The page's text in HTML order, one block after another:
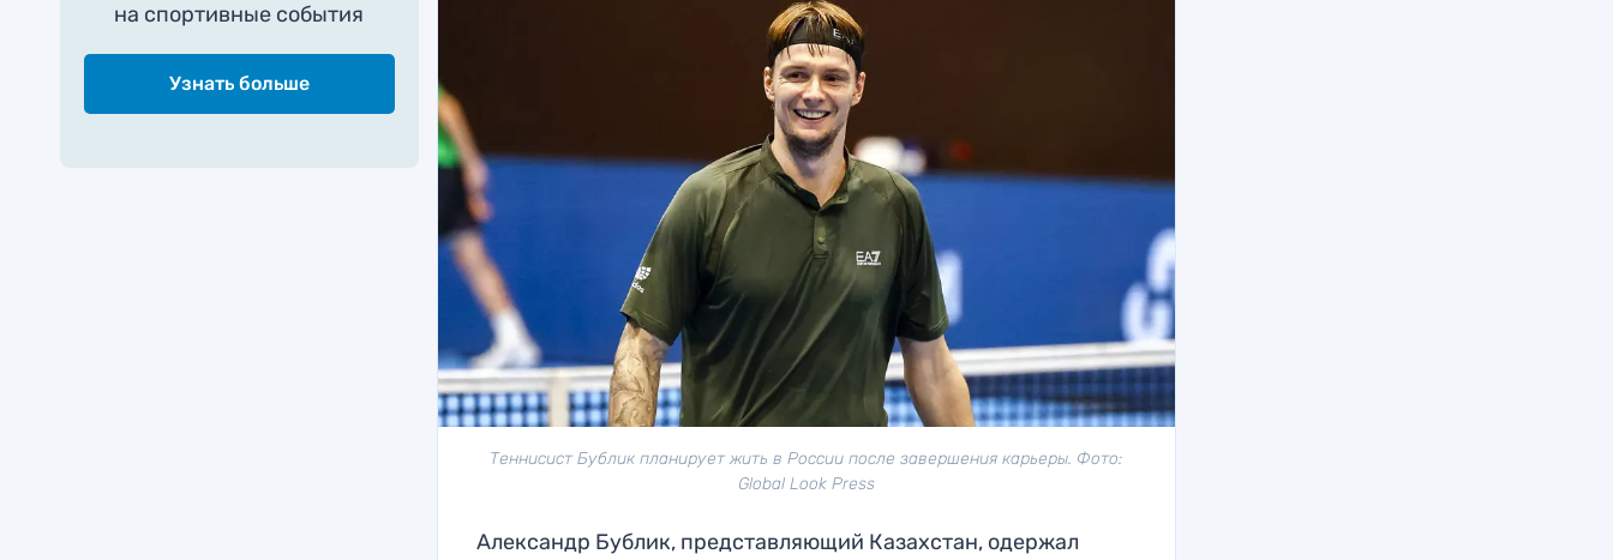
на спортивные события
Узнать больше
Теннисист Бублик планирует жить в России после завершения карьеры. Фото:
Global Look Press
Александр Бублик, представляющий Казахстан, одержал